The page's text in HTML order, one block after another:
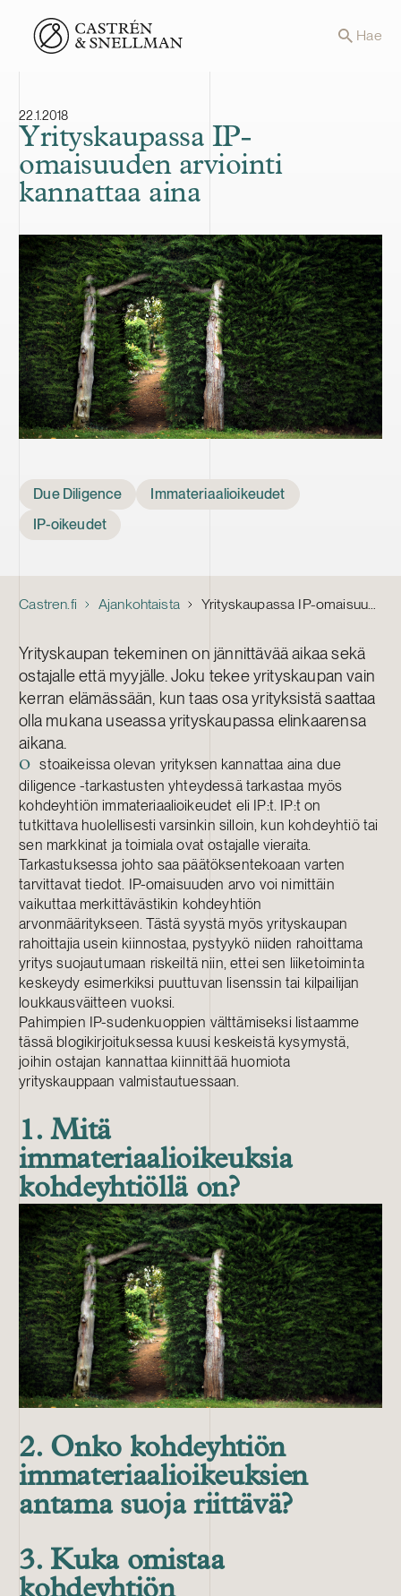
Front page Hae
22.1.2018
Yrityskaupassa IP-
omaisuuden arviointi
kannattaa aina
Due Diligence
Immateriaalioikeudet
IP-oikeudet
Castren.fi Ajankohtaista Yrityskaupassa IP-omaisuuden arviointi kannattaa aina
Yrityskaupan tekeminen on jännittävää aikaa sekä
ostajalle että myyjälle. Joku tekee yrityskaupan vain
kerran elämässään, kun taas osa yrityksistä saattaa
olla mukana useassa yrityskaupassa elinkaarensa
aikana.
O
stoaikeissa olevan yrityksen kannattaa aina due
diligence -tarkastusten yhteydessä tarkastaa myös
kohdeyhtiön immateriaalioikeudet eli IP:t. IP:t on
tutkittava huolellisesti varsinkin silloin, kun kohdeyhtiö tai
sen markkinat ja toimiala ovat ostajalle vieraita.
Tarkastuksessa johto saa päätöksentekoaan varten
tarvittavat tiedot. IP-omaisuuden arvo voi nimittäin
vaikuttaa merkittävästikin kohdeyhtiön
arvonmääritykseen. Tästä syystä myös yrityskaupan
rahoittajia usein kiinnostaa, pystyykö niiden rahoittama
yritys suojautumaan riskeiltä niin, ettei sen liiketoiminta
keskeydy esimerkiksi puuttuvan lisenssin tai kilpailijan
loukkausväitteen vuoksi.
Pahimpien IP-sudenkuoppien välttämiseksi listaamme
tässä blogikirjoituksessa kuusi keskeistä kysymystä,
joihin ostajan kannattaa kiinnittää huomiota
yrityskauppaan valmistautuessaan.
1. Mitä
immateriaalioikeuksia
kohdeyhtiöllä on?
2. Onko kohdeyhtiön
immateriaalioikeuksien
antama suoja riittävä?
3. Kuka omistaa